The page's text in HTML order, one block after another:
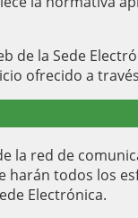
de la Sede
ofrecido a
la red de
todos los
Electrónica.